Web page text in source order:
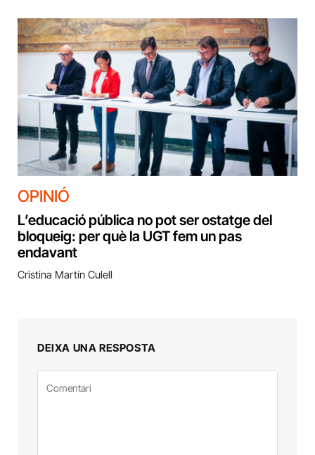
OPINIÓ
L’educació pública no pot ser ostatge del
bloqueig: per què la UGT fem un pas
endavant
Cristina Martín Culell
DEIXA UNA RESPOSTA